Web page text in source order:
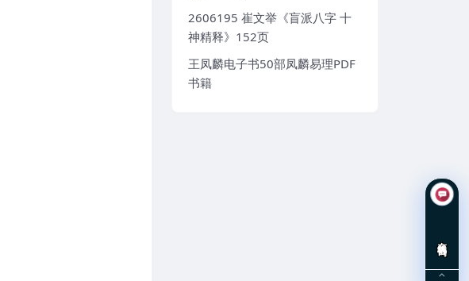
2606195 崔文举《盲派八字 十
神精释》152页
王凤麟电子书50部凤麟易理PDF
书籍